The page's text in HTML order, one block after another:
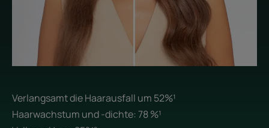
Verlangsamt die Haarausfall um 52%¹
Haarwachstum und -dichte: 78 %¹